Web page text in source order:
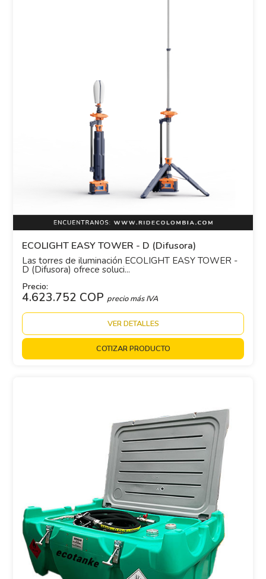
ECOLIGHT EASY TOWER - D (Difusora)
Las torres de iluminación ECOLIGHT EASY TOWER -
D (Difusora) ofrece soluci...
Precio:
4.623.752 COPprecio más IVA
VER DETALLES
COTIZAR PRODUCTO